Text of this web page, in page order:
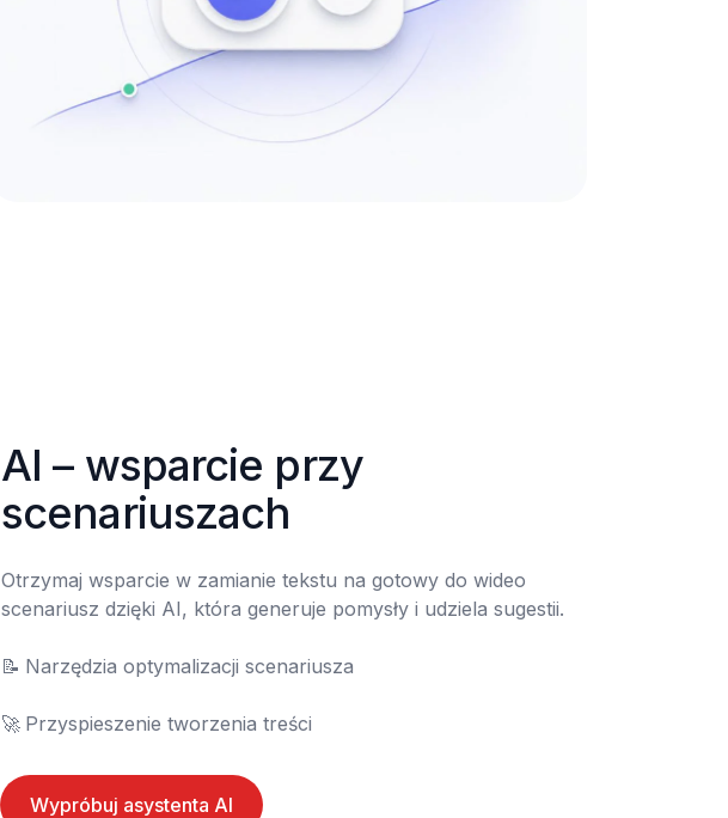
AI – wsparcie przy
scenariuszach
Otrzymaj wsparcie w zamianie tekstu na gotowy do wideo
scenariusz dzięki AI, która generuje pomysły i udziela sugestii.
📝	Narzędzia optymalizacji scenariusza
🚀	Przyspieszenie tworzenia treści
Wypróbuj asystenta AI